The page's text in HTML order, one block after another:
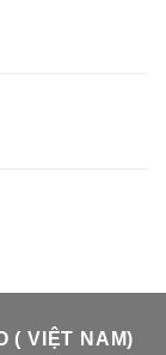
( VIỆT NAM)